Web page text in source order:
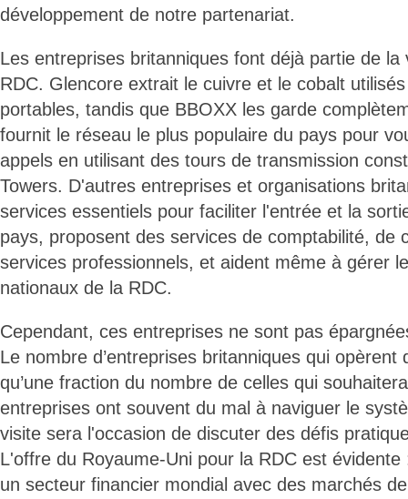
développement de notre partenariat.
Les entreprises britanniques font déjà partie de la
RDC. Glencore extrait le cuivre et le cobalt
portables, tandis que BBOXX les garde
fournit le réseau le plus populaire du pays pour
appels en utilisant des tours de transmission
Towers. D'autres entreprises et organisations
services essentiels pour faciliter l'entrée et la
pays, proposent des services de comptabilité, de
services professionnels, et aident même à gérer
nationaux de la RDC.
Cependant, ces entreprises ne sont pas
Le nombre d’entreprises britanniques qui opèrent
qu’une fraction du nombre de celles qui
entreprises ont souvent du mal à naviguer le
visite sera l'occasion de discuter des défis
L'offre du Royaume-Uni pour la RDC est
un secteur financier mondial avec des marchés